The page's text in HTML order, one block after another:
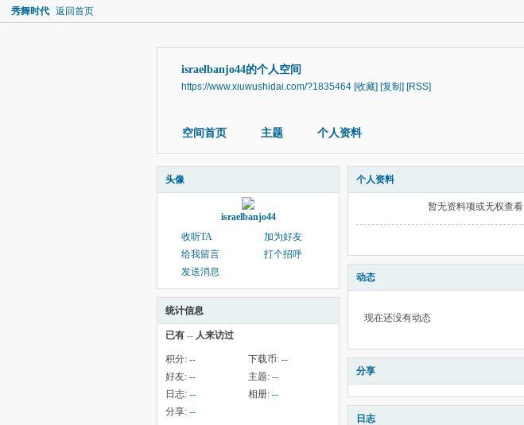
秀舞时代 返回首页
israelbanjo44的个人空间
https://www.xiuwushidai.com/?1835464 [收藏] [复制] [RSS]
空间首页 主题 个人资料
头像
israelbanjo44
收听TA
加为好友
给我留言
打个招呼
发送消息
统计信息
已有 -- 人来访过
积分: -- 下载币: --
好友: -- 主题: --
日志: -- 相册: --
分享: --
个人资料
暂无资料项或无权查看
动态
现在还没有动态
分享
日志